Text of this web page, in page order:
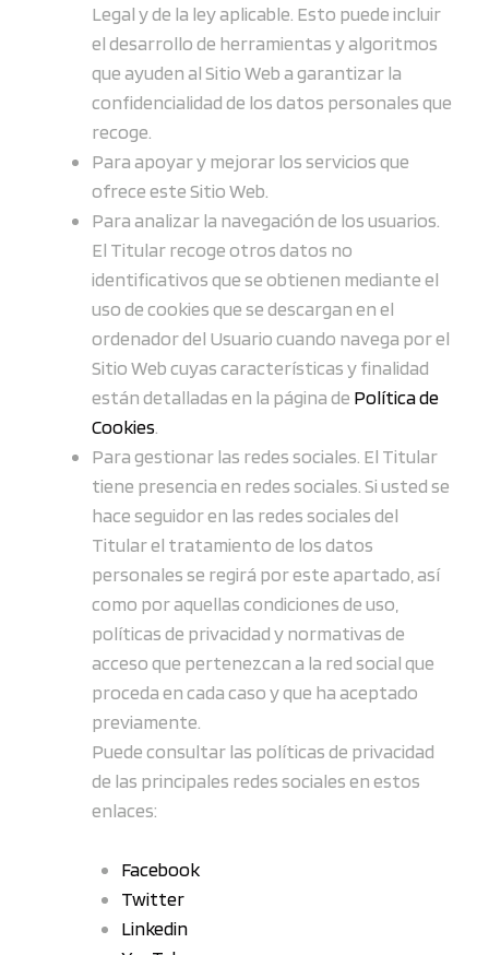
Legal y de la ley aplicable. Esto puede incluir
el desarrollo de herramientas y algoritmos
que ayuden al Sitio Web a garantizar la
confidencialidad de los datos personales que
recoge.
Para apoyar y mejorar los servicios que
ofrece este Sitio Web.
Para analizar la navegación de los usuarios.
El Titular recoge otros datos no
identificativos que se obtienen mediante el
uso de cookies que se descargan en el
ordenador del Usuario cuando navega por el
Sitio Web cuyas características y finalidad
están detalladas en la página de Política de
Cookies.
Para gestionar las redes sociales. El Titular
tiene presencia en redes sociales. Si usted se
hace seguidor en las redes sociales del
Titular el tratamiento de los datos
personales se regirá por este apartado, así
como por aquellas condiciones de uso,
políticas de privacidad y normativas de
acceso que pertenezcan a la red social que
proceda en cada caso y que ha aceptado
previamente.
Puede consultar las políticas de privacidad
de las principales redes sociales en estos
enlaces:
Facebook
Twitter
Linkedin